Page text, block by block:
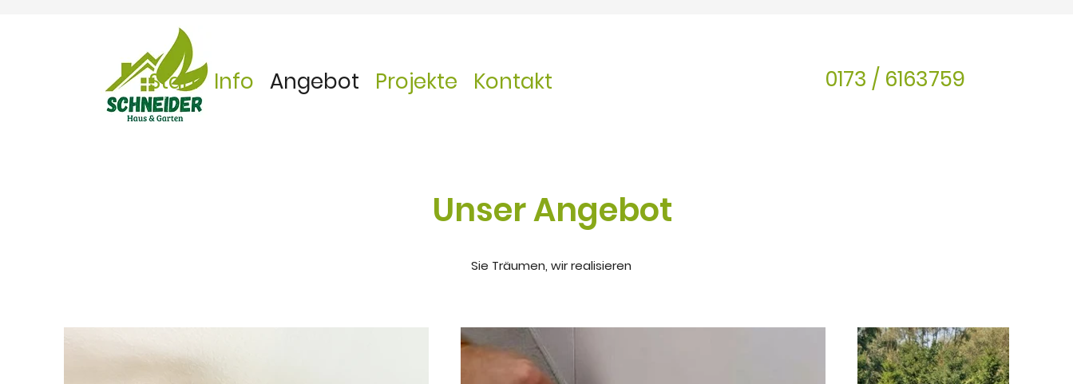
Start Info Angebot Projekte Kontakt 0173 / 6163759
Unser Angebot
Sie Träumen, wir realisieren